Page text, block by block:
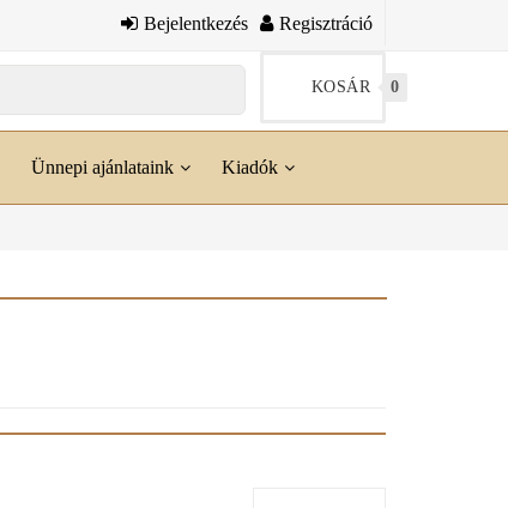
Bejelentkezés Regisztráció
KOSÁR 0
Ünnepi ajánlataink Kiadók